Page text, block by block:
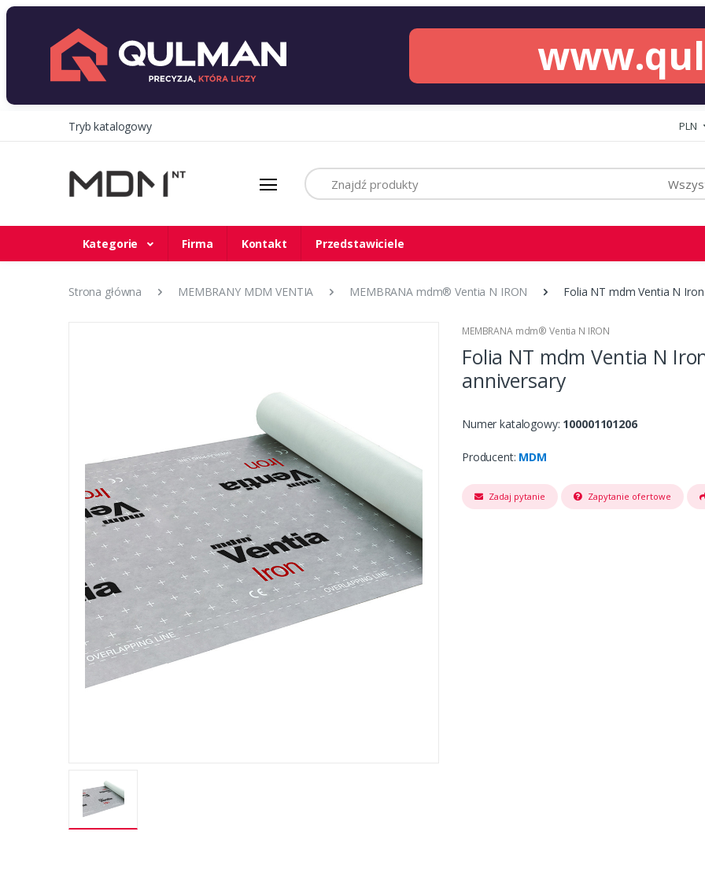
Tryb katalogowy PLN
Szukaj
Kategorie Firma Kontakt Przedstawiciele
Strona główna MEMBRANY MDM VENTIA MEMBRANA mdm® Ventia N IRON Folia NT mdm Ventia N
MEMBRANA mdm® Ventia N IRON
Folia NT mdm Ventia N
anniversary
Numer katalogowy: 100001101206
Producent: MDM
Zadaj pytanie Zapytanie ofertowe